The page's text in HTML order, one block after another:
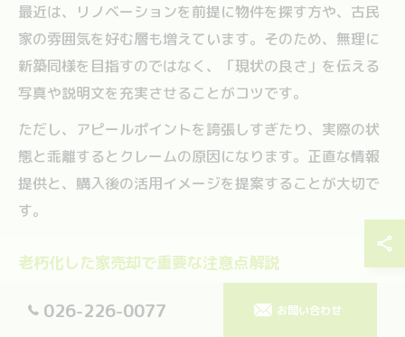
最近は、リノベーションを前提に物件を探す方や、古民
家の雰囲気を好む層も増えています。そのため、無理に
新築同様を目指すのではなく、「現状の良さ」を伝える
写真や説明文を充実させることがコツです。
ただし、アピールポイントを誇張しすぎたり、実際の状
態と乖離するとクレームの原因になります。正直な情報
提供と、購入後の活用イメージを提案することが大切で
す。
老朽化した家売却で重要な注意点解説
026-226-0077 お問い合わせ